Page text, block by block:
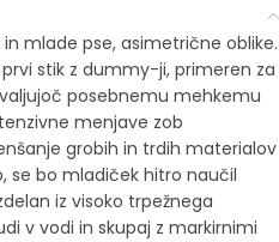
mlade pse, asimetrične oblike.
stik z dummy-ji, primeren za
posebnemu mehkemu
menjave zob
grobih in trdih materialov
se bo mladiček hitro naučil
iz visoko trpežnega
v vodi in skupaj z markirnimi